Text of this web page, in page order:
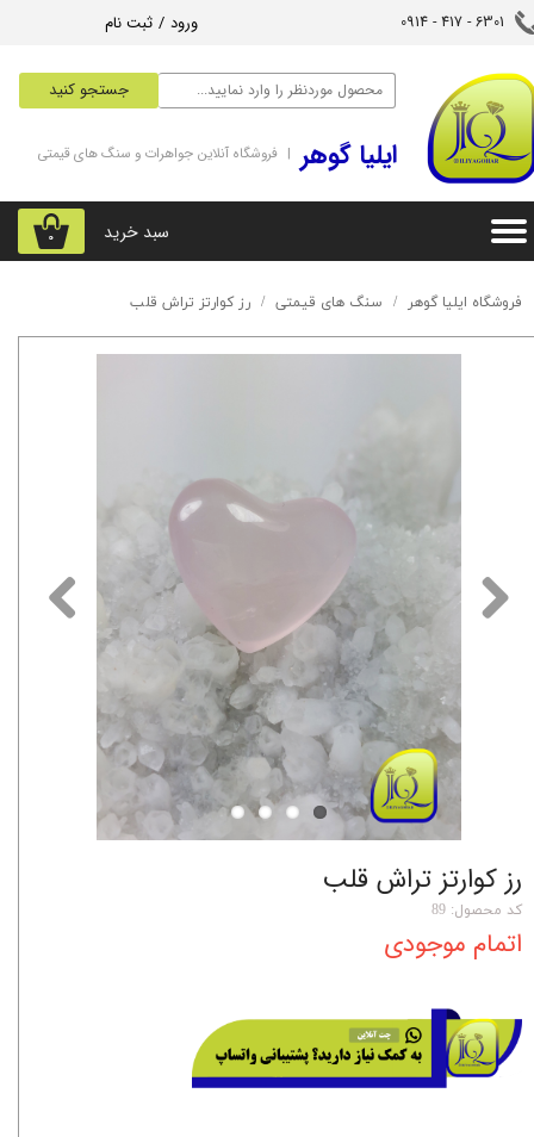
جستجو کنید
ورود / ثبت نام
تغییر گذر واژه
سفارشات
خروج از حساب کاربری
6301 - 417 - 0914​​​​​​​
۰ سبد خرید
‌ایلیا گوهر | فروشگاه آنلاین جواهرات و سنگ های قیمتی
فروشگاه ایلیا گوهر سنگ های قیمتی رز کوارتز تراش قلب
رز کوارتز تراش قلب
کد محصول: 89
اتمام موجودی